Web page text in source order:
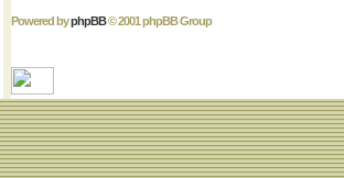
Powered byphpBB© 2001 phpBB Group